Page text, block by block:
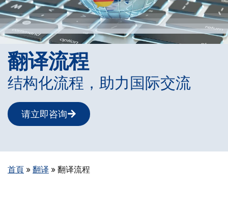
翻译­流程
结构化流程，助力国际交流
请立即咨询
首頁 » 翻译 » 翻译流程